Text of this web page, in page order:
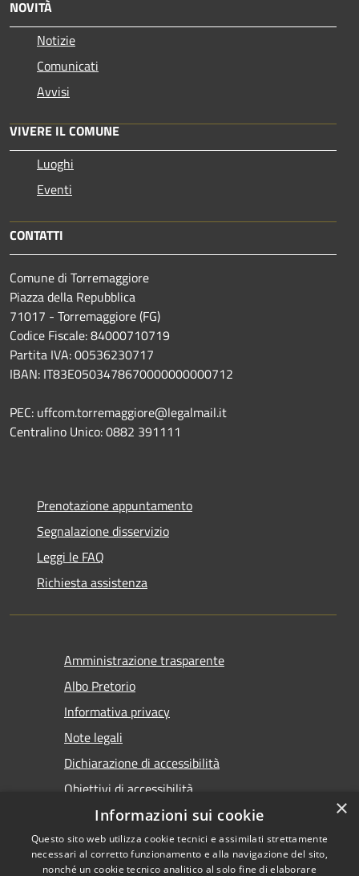
NOVITÀ
Notizie
Comunicati
Avvisi
VIVERE IL COMUNE
Luoghi
Eventi
CONTATTI
Comune di Torremaggiore
Piazza della Repubblica
71017 - Torremaggiore (FG)
Codice Fiscale: 84000710719
Partita IVA: 00536230717
IBAN: IT83E0503478670000000000712
PEC: uffcom.torremaggiore@legalmail.it
Centralino Unico: 0882 391111
Prenotazione appuntamento
Segnalazione disservizio
Leggi le FAQ
Richiesta assistenza
Amministrazione trasparente
Albo Pretorio
Informativa privacy
Note legali
Dichiarazione di accessibilità
Obiettivi di accessibilità
×
Informazioni sui cookie
Questo sito web utilizza cookie tecnici e assimilati strettamente
necessari al corretto funzionamento e alla navigazione del sito,
nonché un cookie tecnico analitico al solo fine di elaborare
Premi Escape per chiudere